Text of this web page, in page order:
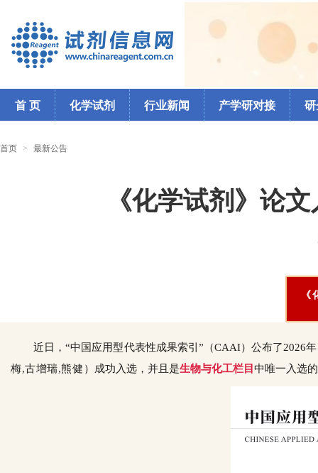
首 页 化学试剂 行业新闻 产学研对接 研
首页 > 最新公告
《化学试剂》论
近日，“中国应用型代表性成果索引”（CAAI）公布了2026
梅,古增瑞,熊健 ）成功入选，并且是生物与化工栏目 中唯一入选